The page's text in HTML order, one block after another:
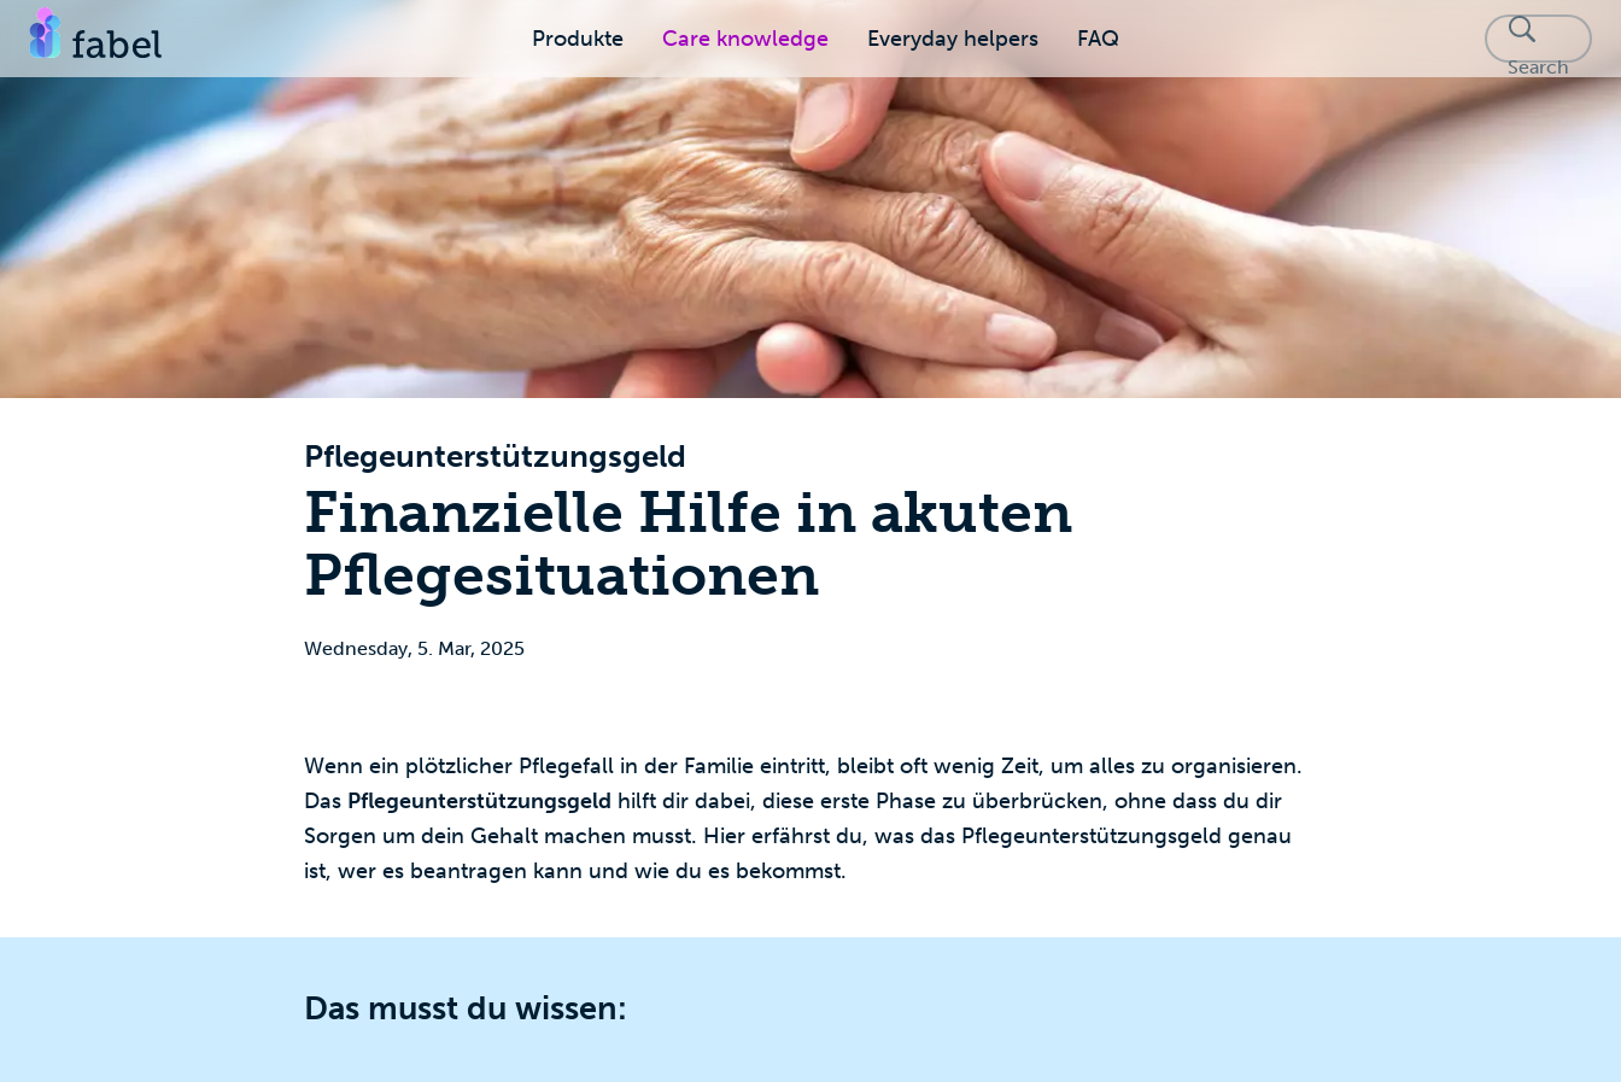
Produkte Care knowledge Everyday helpers FAQ
Search
Pflegeunterstützungsgeld
Finanzielle Hilfe in akuten
Pflegesituationen
Wednesday, 5. Mar, 2025
Wenn ein plötzlicher Pflegefall in der Familie eintritt, bleibt oft wenig Zeit, um alles zu organisieren.
Das Pflegeunterstützungsgeld hilft dir dabei, diese erste Phase zu überbrücken, ohne dass du dir
Sorgen um dein Gehalt machen musst. Hier erfährst du, was das Pflegeunterstützungsgeld genau
ist, wer es beantragen kann und wie du es bekommst.
Das musst du wissen: